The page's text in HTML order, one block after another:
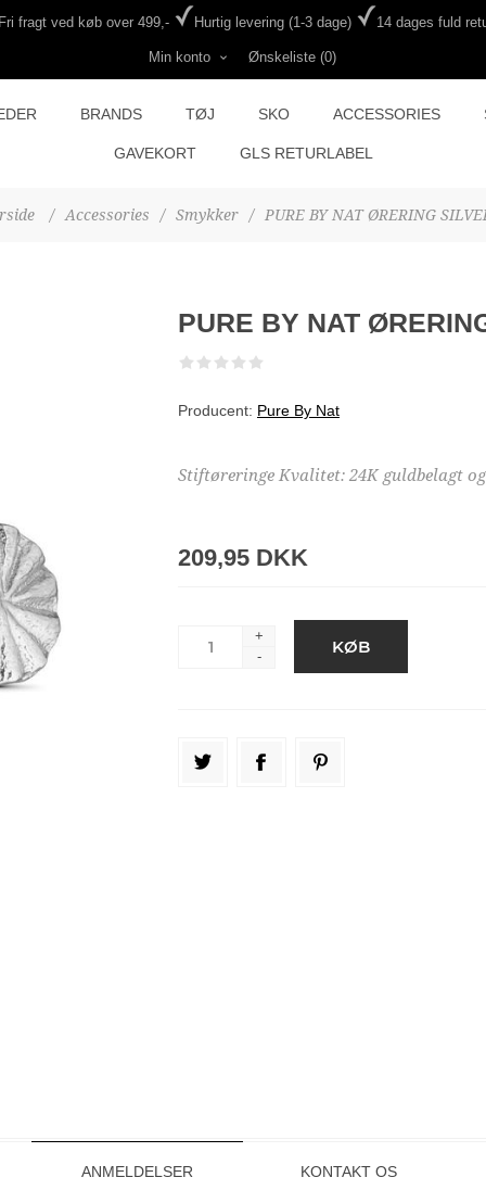
Fri fragt ved køb over 499,- Hurtig levering (1-3 dage) 14 dages fuld
Min konto Ønskeliste (0)
BRANDS TØJ SKO ACCESSORIES
GAVEKORT GLS RETURLABEL
/ Accessories / Smykker / PURE BY NAT ØRERING
PURE BY NAT
Producent: Pure By Nat
Stiftøreringe Kvalitet: 24K guldbelagt
209,95 DKK
+
-
ANMELDELSER KONTAKT OS